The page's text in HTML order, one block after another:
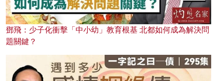
鄧飛：少子化衝擊「中小幼」教育根基 北都如何成為解決問
題關鍵？